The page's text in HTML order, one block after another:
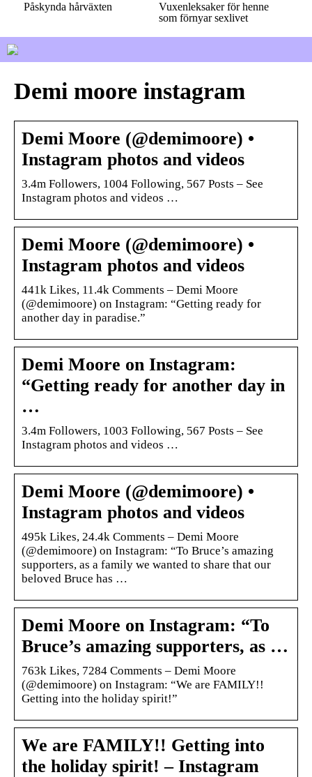
Påskynda hårväxten
Vuxenleksaker för henne
som förnyar sexlivet
Demi moore instagram
Demi Moore (@demimoore) •
Instagram photos and videos
3.4m Followers, 1004 Following, 567 Posts – See
Instagram photos and videos …
Demi Moore (@demimoore) •
Instagram photos and videos
441k Likes, 11.4k Comments – Demi Moore
(@demimoore) on Instagram: “Getting ready for
another day in paradise.”
Demi Moore on Instagram:
“Getting ready for another day in
…
3.4m Followers, 1003 Following, 567 Posts – See
Instagram photos and videos …
Demi Moore (@demimoore) •
Instagram photos and videos
495k Likes, 24.4k Comments – Demi Moore
(@demimoore) on Instagram: “To Bruce’s amazing
supporters, as a family we wanted to share that our
beloved Bruce has …
Demi Moore on Instagram: “To
Bruce’s amazing supporters, as …
763k Likes, 7284 Comments – Demi Moore
(@demimoore) on Instagram: “We are FAMILY!!
Getting into the holiday spirit!”
We are FAMILY!! Getting into
the holiday spirit! – Instagram